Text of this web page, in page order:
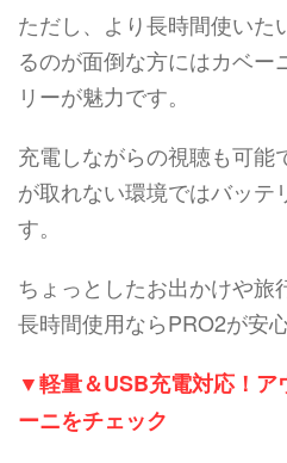
ただし、より長時間使いた
るのが面倒な方にはカベー
リーが魅力です。
充電しながらの視聴も可能
が取れない環境ではバッテ
す。
ちょっとしたお出かけや旅
長時間使用ならPRO2が安心
▼軽量＆USB充電対応！ア
ーニをチェック